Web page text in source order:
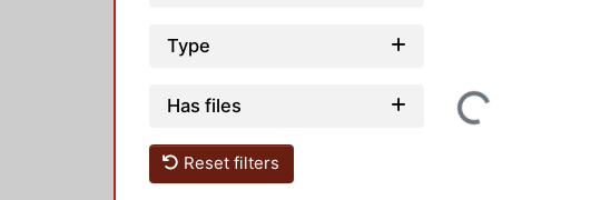
Type
Has files
Reset filters
Loading...